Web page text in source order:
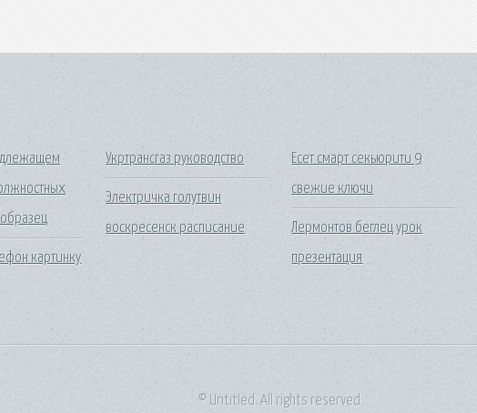
картинку
Укртрансгаз руководство
Электричка голутвин
воскресенск расписание
Есет смарт секьюрити 9
свежие ключи
Лермонтов беглец урок
презентация
© Untitled. All rights reserved.